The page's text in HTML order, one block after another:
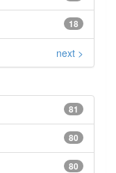
18
next >
81
80
80